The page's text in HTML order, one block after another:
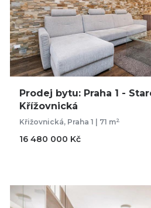
Prodej bytu: Praha 1 -
Křížovnická
Křižovnická, Praha 1 | 71 m2
16 480 000 Kč